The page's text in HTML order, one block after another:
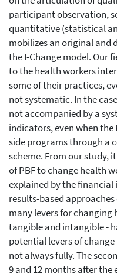
participant observation,
quantitative (statistical
mobilizes an original and
the I-Change model. Our
to the health workers
some of their practices,
not systematic. In the
not accompanied by a
indicators, even when
side programs through a
scheme. From our study,
of PBF to change health
explained by the
results-based
many levers for changing
tangible and intangible -
potential levers of
not always fully. The
9 and 12 months after the